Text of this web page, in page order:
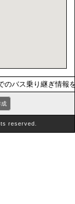
のバス乗り継ぎ情
成
reserved.